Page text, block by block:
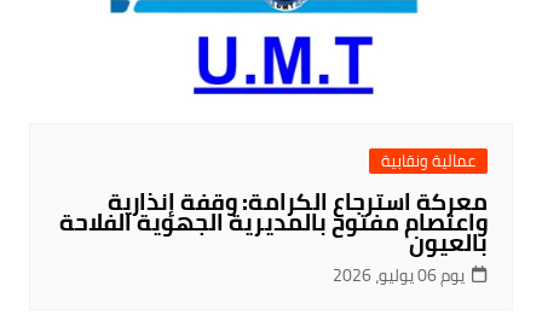
عمالية ونقابية
معركة استرجاع الكرامة: وقفة إنذارية
واعتصام مفتوح بالمديرية الجهوية الفلاحة
بالعيون
يوم 06 يوليو، 2026